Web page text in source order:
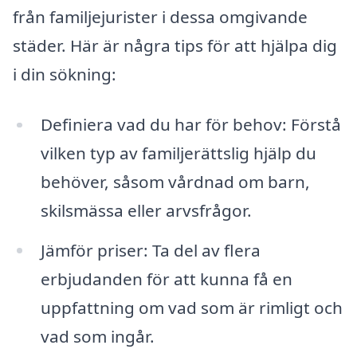
från familjejurister i dessa omgivande
städer. Här är några tips för att hjälpa dig
i din sökning:
Definiera vad du har för behov: Förstå
vilken typ av familjerättslig hjälp du
behöver, såsom vårdnad om barn,
skilsmässa eller arvsfrågor.
Jämför priser: Ta del av flera
erbjudanden för att kunna få en
uppfattning om vad som är rimligt och
vad som ingår.